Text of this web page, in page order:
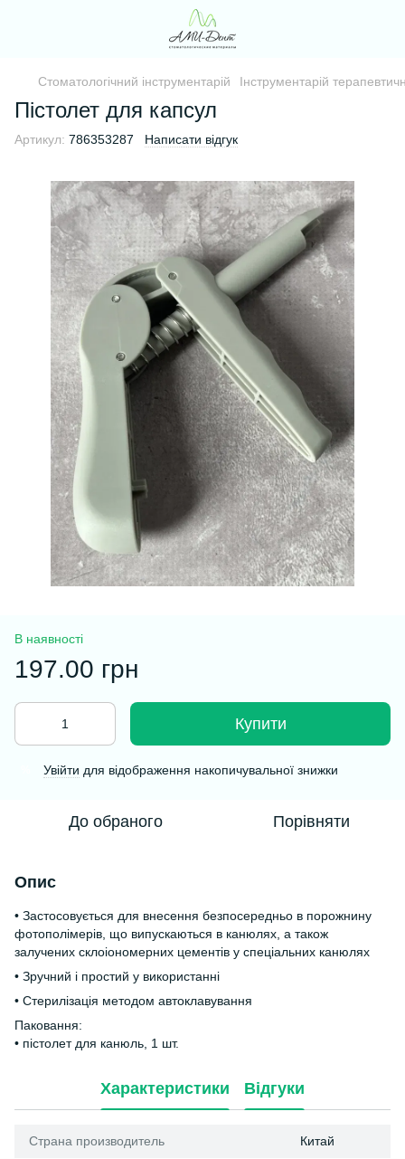
Стоматологічний інструментарій Інструментарій
Пістолет для капсул
Артикул: 786353287 Написати відгук
В наявності
197.00 грн
Купити
Увійти для відображення накопичувальної знижки
До обраного Порівняти
Опис
• Застосовується для внесення безпосередньо в порожнину
фотополімерів, що випускаються в канюлях, а також
залучених склоіономерних цементів у спеціальних канюлях
• Зручний і простий у використанні
• Стерилізація методом автоклавування
Паковання:
• пістолет для канюль, 1 шт.
Характеристики Відгуки
Страна производитель Китай